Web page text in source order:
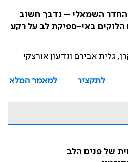
החדר השמאלי – נדבך חשוב
באי-ספיקת לב על רקע
גלית אבירם וגדעון אורצקי
לתקציר
למאמר המלא
של פנים הלב